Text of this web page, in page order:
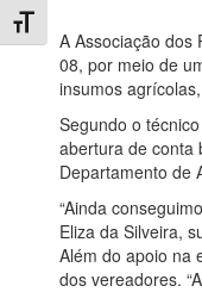
Toggle Font size
A Associação dos
08, por meio de
insumos
Segundo o
abertura de conta
Departamento de
“Ainda
Eliza da Silveira,
Além do apoio na
dos vereadores.